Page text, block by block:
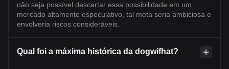
não seja possível descartar essa possibilidade em um
mercado altamente especulativo, tal meta seria ambiciosa e
envolveria riscos consideráveis.
Qual foi a máxima histórica da dogwifhat?